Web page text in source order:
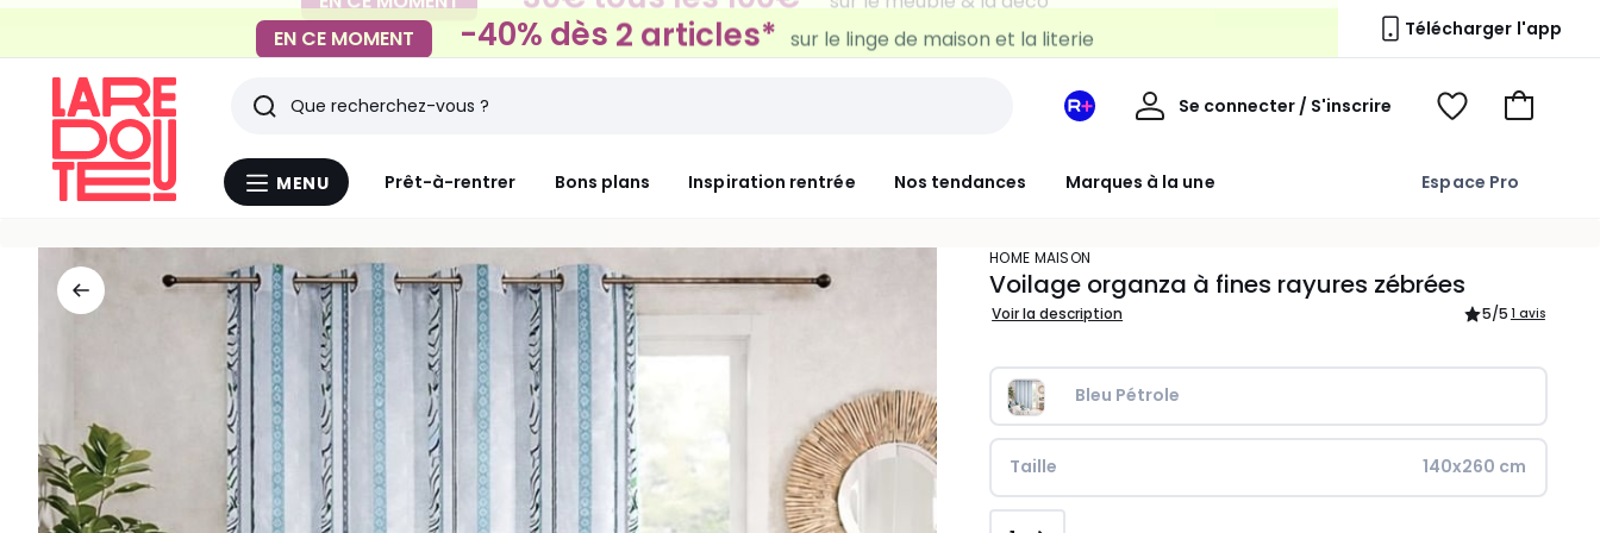
EN CE MOMENT
-40% dès 2 articles* sur le linge de maison et la literie Télécharger l'app
Menu
MENU Prêt-à-rentrer Bons plans Inspiration rentrée Nos tendances Marques à la une Espace Pro
Rechercher
Derniers
articles
vus
Mon
Redoute
Se connecter / S'inscrire
Mon
Voir
Voir
HOME MAISON
Voilage organza à fines rayures zébrées
Voir la description 5/5 1 avis
Bleu Pétrole
Taille 140x260 cm